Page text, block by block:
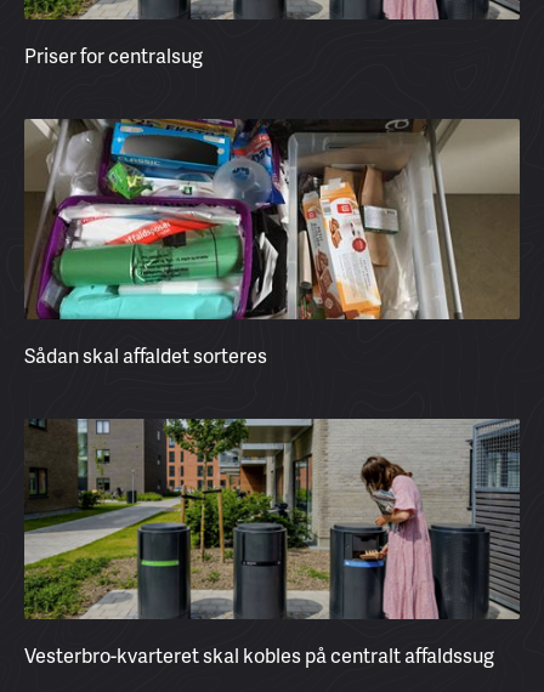
Priser for centralsug
Sådan skal affaldet sorteres
Vesterbro-kvarteret skal kobles på centralt affaldssug